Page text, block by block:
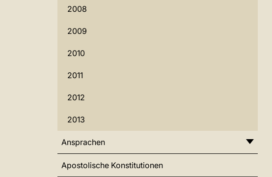
2008
2009
2010
2011
2012
2013
Ansprachen
Apostolische Konstitutionen